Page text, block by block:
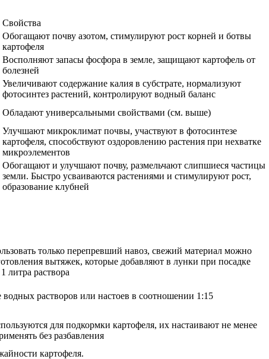
Свойства
Обогащают почву азотом, стимулируют рост корней и ботвы
картофеля
Восполняют запасы фосфора в земле, защищают картофель от
болезней
Увеличивают содержание калия в субстрате, нормализуют
фотосинтез растений, контролируют водный баланс
Обладают универсальными свойствами (см. выше)
Улучшают микроклимат почвы, участвуют в фотосинтезе
картофеля, способствуют оздоровлению растения при нехватке
микроэлементов
Обогащают и улучшают почву, размельчают слипшиеся частицы
земли. Быстро усваиваются растениями и стимулируют рост,
образование клубней
только перепревший навоз, свежий материал можно
вытяжек, которые добавляют в лунки при посадке
литра раствора
водных растворов или настоев в соотношении 1:15
для подкормки картофеля, их настаивают не менее
без разбавления
картофеля.